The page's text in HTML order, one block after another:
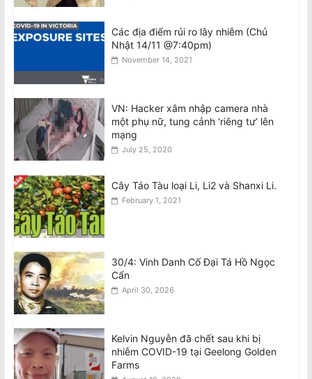
August 8, 2026
Tân BCH CĐNVTD-VIC: Tóm Tắt Thư
Luật Sư Bằng Tiếng Việt
Ban Chấp Hành Chấp Thuận Kết Quả
Hòa Giải và Chương Trình Thực Hiện
Sau Cuộc Bầu Cử BCH 2026–30
Các địa điểm rủi ro lây nhiễm (Chủ
Nhật 14/11 @7:40pm)
November 14, 2021
VN: Hacker xâm nhập camera nhà
một phụ nữ, tung cảnh ‘riêng tư’ lên
mạng
July 25, 2020
Cây Táo Tàu loại Li, Li2 và Shanxi Li.
February 1, 2021
30/4: Vinh Danh Cố Đại Tá Hồ Ngọc
Cẩn
April 30, 2026
Kelvin Nguyễn đã chết sau khi bị
nhiễm COVID-19 tại Geelong Golden
Farms